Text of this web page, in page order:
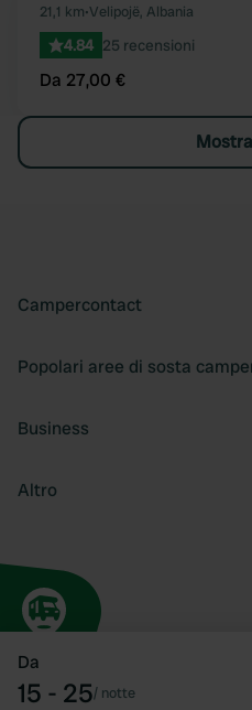
Da
15 - 25/ notte
21,1 km•Velipojë, Albania
4.84 25 recensioni
Da 27,00 €
Campercontact
Popolari aree di sosta
Business
Altro